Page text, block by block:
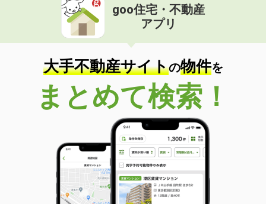
価 格
住 所
栃木県足利市有楽町
専有面積 46.17m²
間取り
1LDK
栃木県佐野市植上町
価 格
4万円
栃木県佐野市植上町
23.71m²
間取り
1K
栃木県下野市駅東１
価 格
4.30万円
goo住宅・不動産
アプリ
大手不動産サイトの物件を
まとめて検索！